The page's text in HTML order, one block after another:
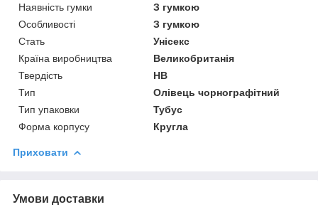
Наявність гумки
З гумкою
Особливості
З гумкою
Стать
Унісекс
Країна виробництва
Великобританія
Твердість
HB
Тип
Олівець чорнографітний
Тип упаковки
Тубус
Форма корпусу
Кругла
Приховати
Умови доставки